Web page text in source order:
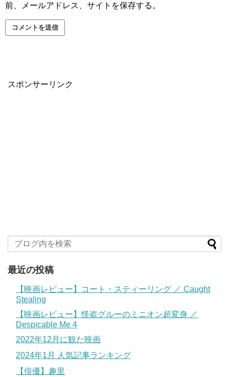
前、メールアドレス、サイトを保存する。
スポンサーリンク
最近の投稿
【映画レビュー】コート・スティーリング ／ Caught
Stealing
【映画レビュー】怪盗グルーのミニオン超変身 ／
Despicable Me 4
2022年12月に観た映画
2024年1月 人気記事ランキング
【俳優】趣里